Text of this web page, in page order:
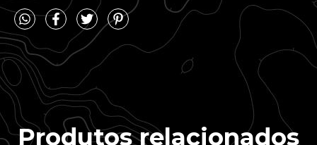
Produtos relacionados